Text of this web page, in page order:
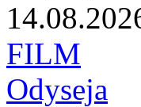
FILM
Odyseja